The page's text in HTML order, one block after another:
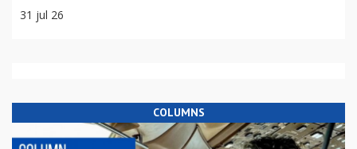
31 jul 26
COLUMNS